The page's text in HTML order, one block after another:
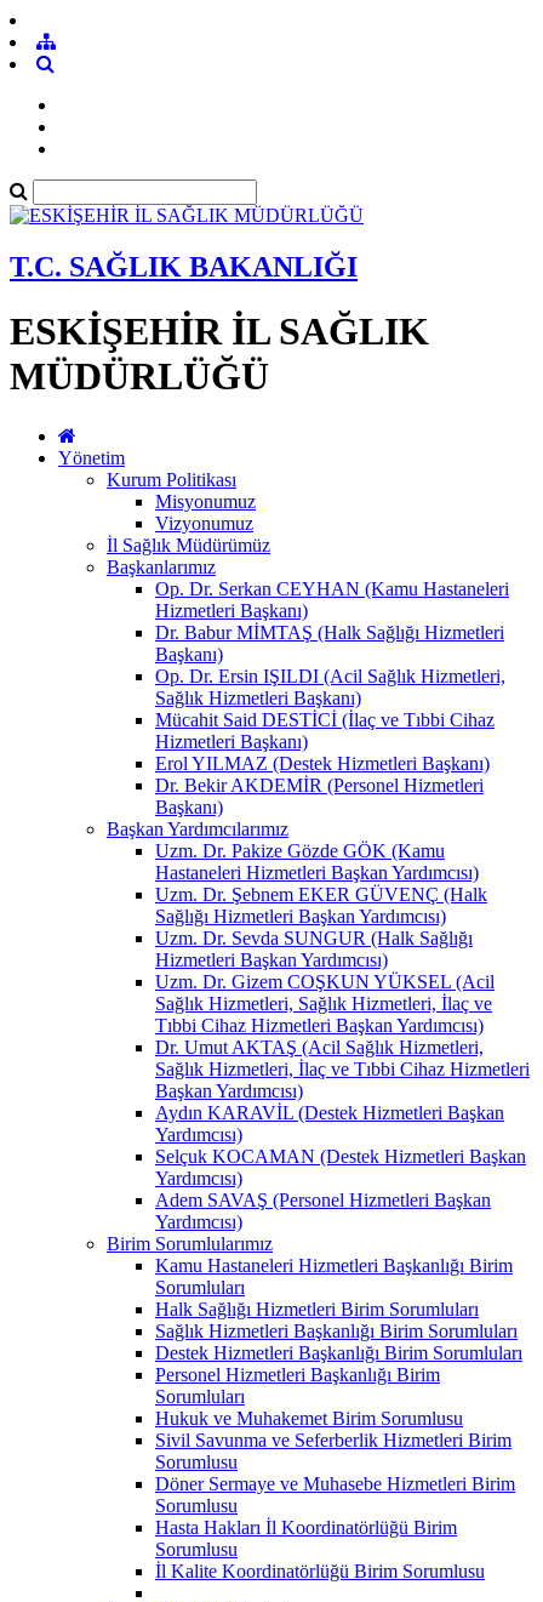
T.C. SAĞLIK BAKANLIĞI
ESKİŞEHİR İL SAĞLIK
MÜDÜRLÜĞÜ
Yönetim
Kurum Politikası
Misyonumuz
Vizyonumuz
İl Sağlık Müdürümüz
Başkanlarımız
Op. Dr. Serkan CEYHAN (Kamu Hastaneleri
Hizmetleri Başkanı)
Dr. Babur MİMTAŞ (Halk Sağlığı Hizmetleri
Başkanı)
Op. Dr. Ersin IŞILDI (Acil Sağlık Hizmetleri,
Sağlık Hizmetleri Başkanı)
Mücahit Said DESTİCİ (İlaç ve Tıbbi Cihaz
Hizmetleri Başkanı)
Erol YILMAZ (Destek Hizmetleri Başkanı)
Dr. Bekir AKDEMİR (Personel Hizmetleri
Başkanı)
Başkan Yardımcılarımız
Uzm. Dr. Pakize Gözde GÖK (Kamu
Hastaneleri Hizmetleri Başkan Yardımcısı)
Uzm. Dr. Şebnem EKER GÜVENÇ (Halk
Sağlığı Hizmetleri Başkan Yardımcısı)
Uzm. Dr. Sevda SUNGUR (Halk Sağlığı
Hizmetleri Başkan Yardımcısı)
Uzm. Dr. Gizem COŞKUN YÜKSEL (Acil
Sağlık Hizmetleri, Sağlık Hizmetleri, İlaç ve
Tıbbi Cihaz Hizmetleri Başkan Yardımcısı)
Dr. Umut AKTAŞ (Acil Sağlık Hizmetleri,
Sağlık Hizmetleri, İlaç ve Tıbbi Cihaz Hizmetleri
Başkan Yardımcısı)
Aydın KARAVİL (Destek Hizmetleri Başkan
Yardımcısı)
Selçuk KOCAMAN (Destek Hizmetleri Başkan
Yardımcısı)
Adem SAVAŞ (Personel Hizmetleri Başkan
Yardımcısı)
Birim Sorumlularımız
Kamu Hastaneleri Hizmetleri Başkanlığı Birim
Sorumluları
Halk Sağlığı Hizmetleri Birim Sorumluları
Sağlık Hizmetleri Başkanlığı Birim Sorumluları
Destek Hizmetleri Başkanlığı Birim Sorumluları
Personel Hizmetleri Başkanlığı Birim
Sorumluları
Hukuk ve Muhakemet Birim Sorumlusu
Sivil Savunma ve Seferberlik Hizmetleri Birim
Sorumlusu
Döner Sermaye ve Muhasebe Hizmetleri Birim
Sorumlusu
Hasta Hakları İl Koordinatörlüğü Birim
Sorumlusu
İl Kalite Koordinatörlüğü Birim Sorumlusu